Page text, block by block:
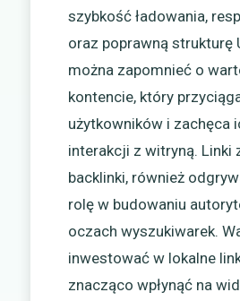
szybkość ładowania,
oraz poprawną strukturę
można zapomnieć o
kontencie, który
użytkowników i zachęca
interakcji z witryną. Linki
backlinki, również
rolę w budowaniu
oczach wyszukiwarek.
inwestować w lokalne
znacząco wpłynąć na